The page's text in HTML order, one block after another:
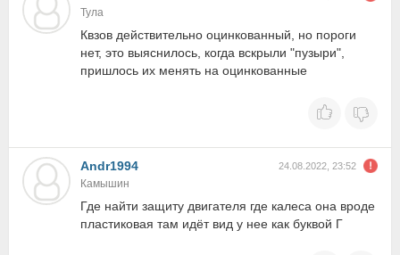
Тула
Квзов действительно оцинкованный, но пороги
нет, это выяснилось, когда вскрыли "пузыри",
пришлось их менять на оцинкованные
Andr1994 24.08.2022, 23:52
Камышин
Где найти защиту двигателя где калеса она вроде
пластиковая там идёт вид у нее как буквой Г